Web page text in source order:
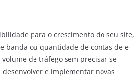
para o crescimento do seu site,
banda ou quantidade de contas de e-
de tráfego sem precisar se
e implementar novas